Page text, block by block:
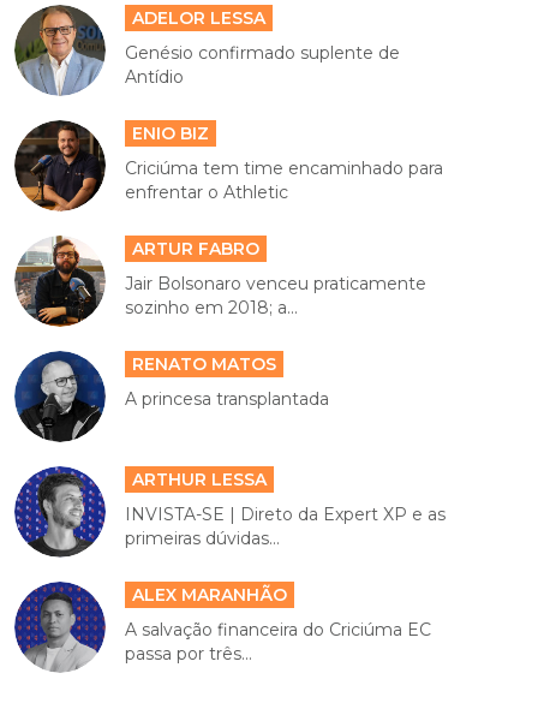
ADELOR LESSA
Genésio confirmado suplente de
Antídio
ENIO BIZ
Criciúma tem time encaminhado para
enfrentar o Athletic
ARTUR FABRO
Jair Bolsonaro venceu praticamente
sozinho em 2018; a...
RENATO MATOS
A princesa transplantada
ARTHUR LESSA
INVISTA-SE | Direto da Expert XP e as
primeiras dúvidas...
ALEX MARANHÃO
A salvação financeira do Criciúma EC
passa por três...